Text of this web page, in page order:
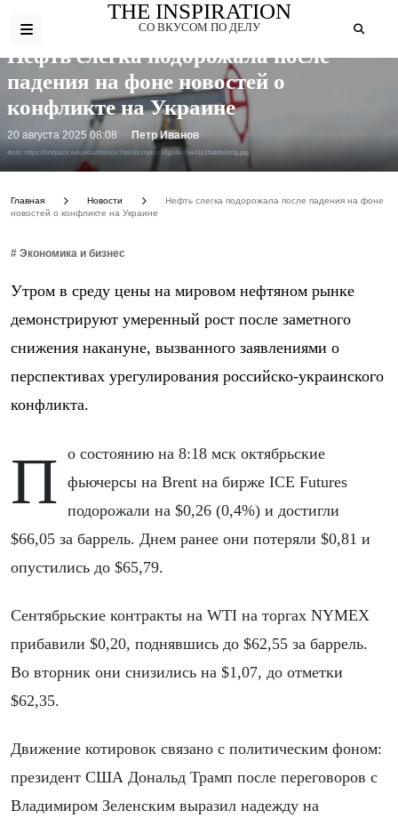
THE INSPIRATION
СО ВКУСОМ ПО ДЕЛУ
Фото: https://lindpack.ru/upload/iblock/7dd/l8xzhpiwz91g04eh5w41s1farbfn3s0g.jpg
Нефть слегка подорожала после
падения на фоне новостей о
конфликте на Украине
20 августа 2025 08:08 Петр Иванов
Главная Новости
Нефть слегка подорожала после падения на фоне
новостей о конфликте на Украине
# Экономика и бизнес
Утром в среду цены на мировом нефтяном рынке
демонстрируют умеренный рост после заметного
снижения накануне, вызванного заявлениями о
перспективах урегулирования российско-украинского
конфликта.
По состоянию на 8:18 мск октябрьские
фьючерсы на Brent на бирже ICE Futures
подорожали на $0,26 (0,4%) и достигли
$66,05 за баррель. Днем ранее они потеряли $0,81 и
опустились до $65,79.
Сентябрьские контракты на WTI на торгах NYMEX
прибавили $0,20, поднявшись до $62,55 за баррель.
Во вторник они снизились на $1,07, до отметки
$62,35.
Движение котировок связано с политическим фоном:
президент США Дональд Трамп после переговоров с
Владимиром Зеленским выразил надежду на